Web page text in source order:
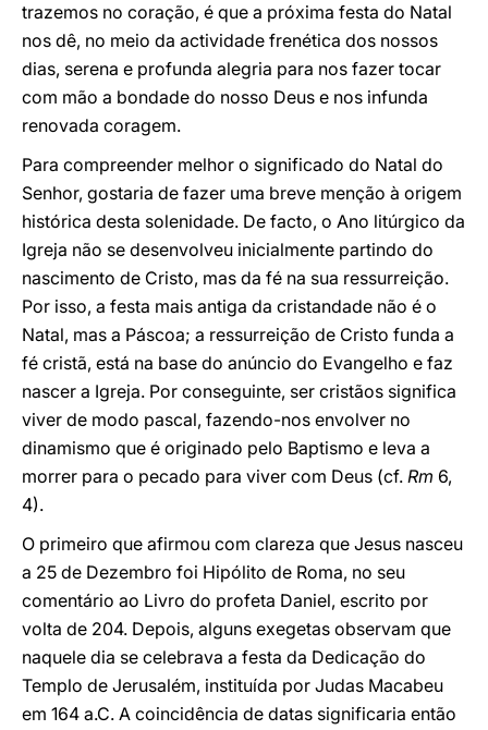
trazemos no coração, é que a próxima festa do Natal
nos dê, no meio da actividade frenética dos nossos
dias, serena e profunda alegria para nos fazer tocar
com mão a bondade do nosso Deus e nos infunda
renovada coragem.
Para compreender melhor o significado do Natal do
Senhor, gostaria de fazer uma breve menção à origem
histórica desta solenidade. De facto, o Ano litúrgico da
Igreja não se desenvolveu inicialmente partindo do
nascimento de Cristo, mas da fé na sua ressurreição.
Por isso, a festa mais antiga da cristandade não é o
Natal, mas a Páscoa; a ressurreição de Cristo funda a
fé cristã, está na base do anúncio do Evangelho e faz
nascer a Igreja. Por conseguinte, ser cristãos significa
viver de modo pascal, fazendo-nos envolver no
dinamismo que é originado pelo Baptismo e leva a
morrer para o pecado para viver com Deus (cf. Rm 6,
4).
O primeiro que afirmou com clareza que Jesus nasceu
a 25 de Dezembro foi Hipólito de Roma, no seu
comentário ao Livro do profeta Daniel, escrito por
volta de 204. Depois, alguns exegetas observam que
naquele dia se celebrava a festa da Dedicação do
Templo de Jerusalém, instituída por Judas Macabeu
em 164 a.C. A coincidência de datas significaria então